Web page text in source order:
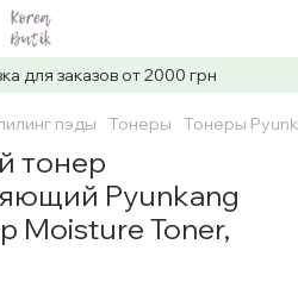
для заказов от 2000 грн
пэды Тонеры Тонеры
тонер
Pyunkang
Moisture Toner,